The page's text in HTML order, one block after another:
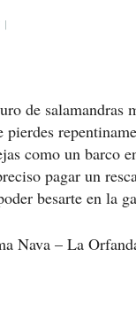
de salamandras
pierdes
como un barco
pagar un
besarte en la
Nava – La